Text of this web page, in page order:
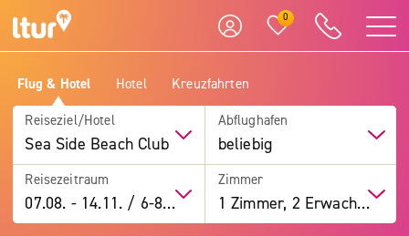
0
Flug & Hotel Hotel Kreuzfahrten
Reiseziel/Hotel
Sea Side Beach Club
Abflughafen
beliebig
Reisezeitraum
07.08. -14.11. / 6-8 Tage
Zimmer
1 Zimmer, 2 Erwachsene